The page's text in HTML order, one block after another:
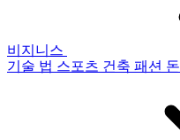
비지니스
기술 법 스포츠 건축 패션 돈